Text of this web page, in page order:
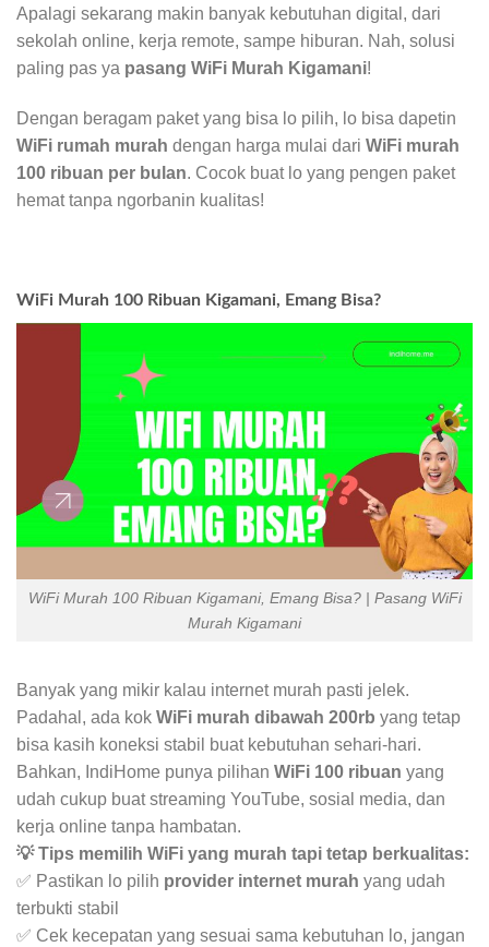
Apalagi sekarang makin banyak kebutuhan digital, dari
sekolah online, kerja remote, sampe hiburan. Nah, solusi
paling pas ya pasang WiFi Murah Kigamani!
Dengan beragam paket yang bisa lo pilih, lo bisa dapetin
WiFi rumah murah dengan harga mulai dari WiFi murah
100 ribuan per bulan. Cocok buat lo yang pengen paket
hemat tanpa ngorbanin kualitas!
WiFi Murah 100 Ribuan Kigamani, Emang Bisa?
WiFi Murah 100 Ribuan Kigamani, Emang Bisa? | Pasang WiFi
Murah Kigamani
Banyak yang mikir kalau internet murah pasti jelek.
Padahal, ada kok WiFi murah dibawah 200rb yang tetap
bisa kasih koneksi stabil buat kebutuhan sehari-hari.
Bahkan, IndiHome punya pilihan WiFi 100 ribuan yang
udah cukup buat streaming YouTube, sosial media, dan
kerja online tanpa hambatan.
💡 Tips memilih WiFi yang murah tapi tetap berkualitas:
✅ Pastikan lo pilih provider internet murah yang udah
terbukti stabil
✅ Cek kecepatan yang sesuai sama kebutuhan lo, jangan